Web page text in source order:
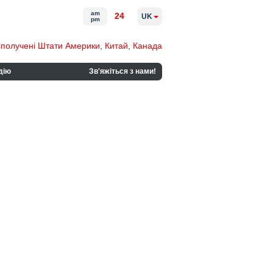
Штати Америки Китай Канада
Зв'яжіться з нами!
am
pm
24 UK